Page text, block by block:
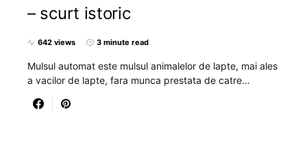
– scurt istoric
642 views 3 minute read
Mulsul automat este mulsul animalelor de lapte, mai ales
a vacilor de lapte, fara munca prestata de catre…